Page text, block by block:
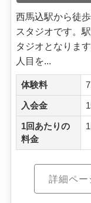
西馬込駅から徒
スタジオです。
タジオとなりま
人目を...
体験料
入会金
1回あたりの
料金
詳細ペー